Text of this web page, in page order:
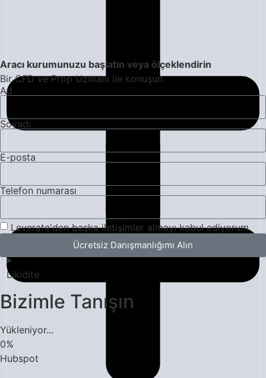
Likidite
Aracı kurumunuzu başlatın veya ölçeklendirin
Bir CFD ve Prop Uzmanı ile konuşun.
Ad
Soyadı
E-posta
Telefon numarası
Leverate'den başka iletişimler almayı kabul ediyorum.
Ücretsiz Danışmanlığımı Alın
Bizimle Tanışın
Yükleniyor...
0%
Hubspot